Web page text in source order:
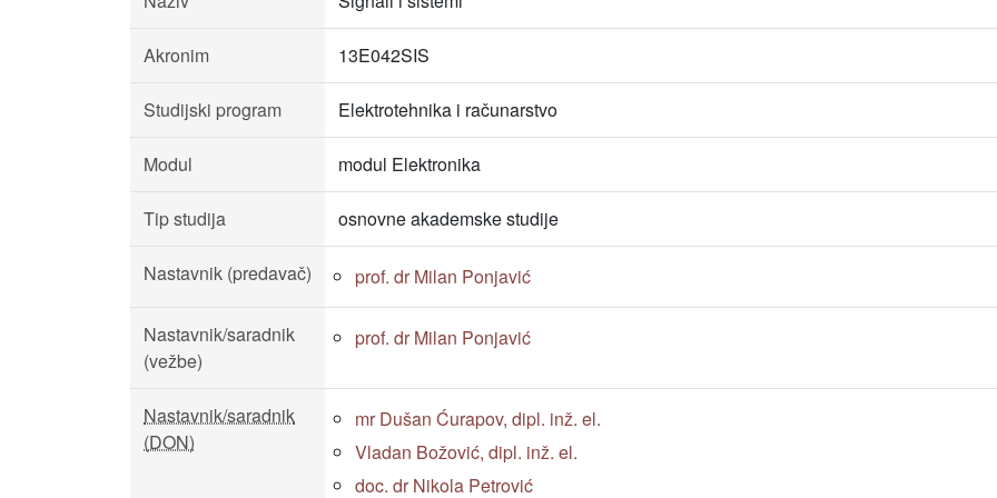
Akronim 13E042SIS
Studijski program Elektrotehnika i računarstvo
Modul modul Elektronika
Tip studija osnovne akademske studije
Nastavnik (predavač) prof. dr Milan Ponjavić
Nastavnik/saradnik
(vežbe)
prof. dr Milan Ponjavić
Nastavnik/saradnik
(DON)
mr Dušan Ćurapov, dipl. inž. el.
Vladan Božović, dipl. inž. el.
doc. dr Nikola Petrović